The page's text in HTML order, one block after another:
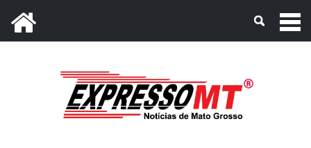
Mato Grosso, 09 de Agosto de 2026